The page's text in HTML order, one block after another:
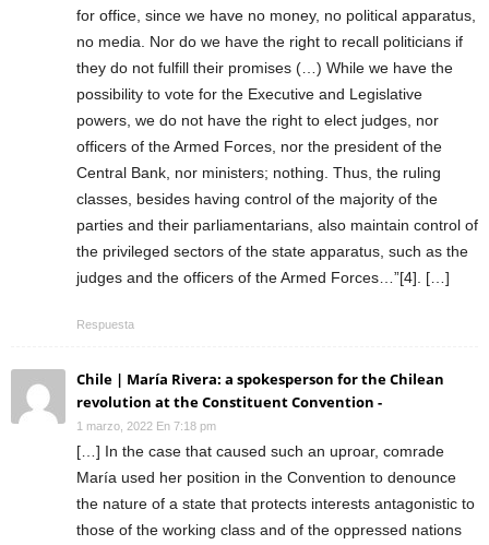
for office, since we have no money, no political apparatus,
no media. Nor do we have the right to recall politicians if
they do not fulfill their promises (…) While we have the
possibility to vote for the Executive and Legislative
powers, we do not have the right to elect judges, nor
officers of the Armed Forces, nor the president of the
Central Bank, nor ministers; nothing. Thus, the ruling
classes, besides having control of the majority of the
parties and their parliamentarians, also maintain control of
the privileged sectors of the state apparatus, such as the
judges and the officers of the Armed Forces…”[4]. […]
Respuesta
Chile | María Rivera: a spokesperson for the Chilean
revolution at the Constituent Convention -
1 marzo, 2022 En 7:18 pm
[…] In the case that caused such an uproar, comrade
María used her position in the Convention to denounce
the nature of a state that protects interests antagonistic to
those of the working class and of the oppressed nations